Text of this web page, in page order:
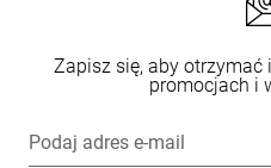
Zapisz się, aby
promocjach i
Podaj adres e-mail